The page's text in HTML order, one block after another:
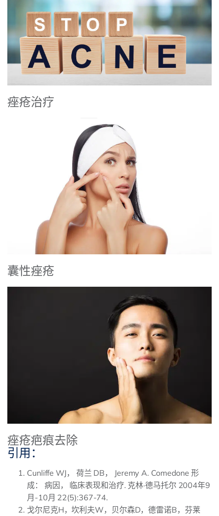
痤疮治疗
囊性痤疮
痤疮疤痕去除
引用：
Cunliffe WJ， 荷兰 DB， Jeremy A. Comedone 形
成： 病因， 临床表现和治疗. 克林·德马托尔 2004年9
月-10月 22(5):367-74.
戈尔尼克H，坎利夫W，贝尔森D，德雷诺B，芬莱